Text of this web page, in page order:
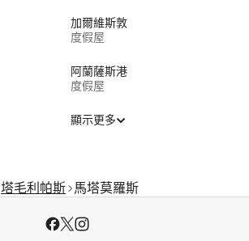
加爾維斯敦
度假屋
阿蘭薩斯港
度假屋
顯示更多
塔毛利帕斯 馬塔莫羅斯